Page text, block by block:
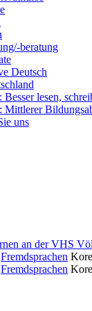
beratung
Deutsch
lesen,
Mittlerer
uns
an der VHS
Fremdsprachen
Fremdsprachen